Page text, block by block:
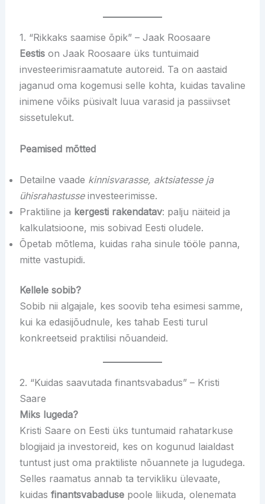
1. “Rikkaks saamise õpik” – Jaak Roosaare
Eestison Jaak Roosaare üks tuntuimaid
investeerimisraamatute autoreid. Ta on aastaid
jaganud oma kogemusi selle kohta, kuidas tavaline
inimene võiks püsivalt luua varasid ja passiivset
sissetulekut.
Peamised mõtted
Detailne vaade kinnisvarasse, aktsiatesse ja
ühisrahastusseinvesteerimisse.
Praktiline ja kergesti rakendatav: palju näiteid ja
kalkulatsioone, mis sobivad Eesti oludele.
Õpetab mõtlema, kuidas raha sinule tööle panna,
mitte vastupidi.
Kellele sobib?
Sobib nii algajale, kes soovib teha esimesi samme,
kui ka edasijõudnule, kes tahab Eesti turul
konkreetseid praktilisi nõuandeid.
2. “Kuidas saavutada finantsvabadus” – Kristi
Saare
Miks lugeda?
Kristi Saare on Eesti üks tuntumaid rahatarkuse
blogijaid ja investoreid, kes on kogunud laialdast
tuntust just oma praktiliste nõuannete ja lugudega.
Selles raamatus annab ta tervikliku ülevaate,
kuidas finantsvabadusepoole liikuda, olenemata